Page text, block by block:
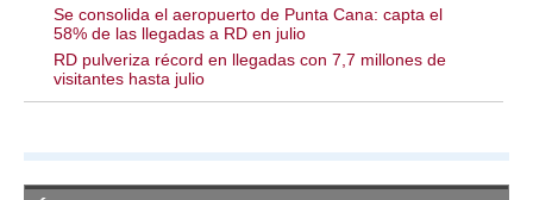
Se consolida el aeropuerto de Punta Cana: capta el
58% de las llegadas a RD en julio
RD pulveriza récord en llegadas con 7,7 millones de
visitantes hasta julio